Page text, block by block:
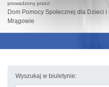
prowadzony przez:
Dom Pomocy Społecznej dla Dzieci
Mrągowie
Wyszukaj w biuletynie: